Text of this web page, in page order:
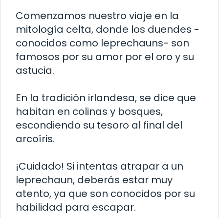
Comenzamos nuestro viaje en la
mitología celta, donde los duendes -
conocidos como leprechauns- son
famosos por su amor por el oro y su
astucia.
En la tradición irlandesa, se dice que
habitan en colinas y bosques,
escondiendo su tesoro al final del
arcoíris.
¡Cuidado! Si intentas atrapar a un
leprechaun, deberás estar muy
atento, ya que son conocidos por su
habilidad para escapar.